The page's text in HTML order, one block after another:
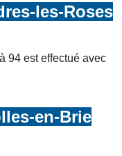
les-Roses
94 est effectué avec
en-Brie